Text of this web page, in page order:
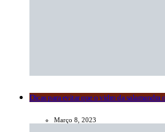
Dicas para evitar que o vidro da salamandra
Março 8, 2023